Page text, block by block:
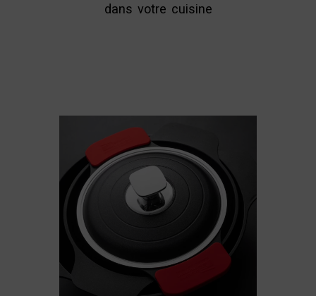
dans votre cuisine